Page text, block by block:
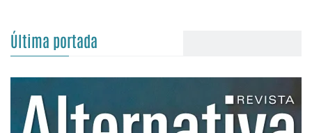
Última portada